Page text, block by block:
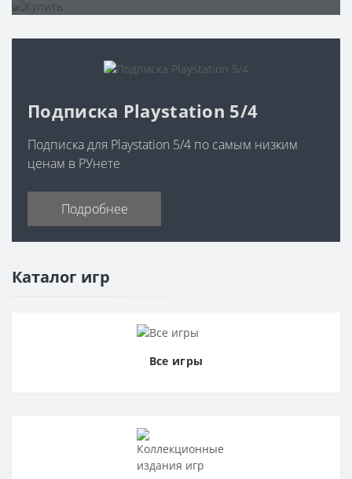
Подписка Playstation 5/4
Подписка для Playstation 5/4 по самым низким
ценам в РУнете
Подробнее
Каталог игр
Все игры